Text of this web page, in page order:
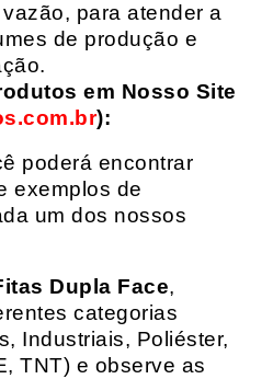
para atender a
de produção e
em Nosso Site
):
poderá encontrar
exemplos de
um dos nossos
Dupla Face,
categorias
Industriais, Poliéster,
TNT) e observe as